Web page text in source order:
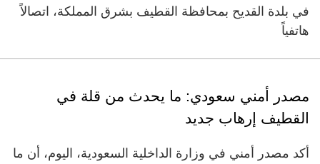
في بلدة القديح بمحافظة القطيف بشرق المملكة، اتصالاً
هاتفياً
مصدر أمني سعودي: ما يحدث من قلة في
القطيف إرهاب جديد
أكد مصدر أمني في وزارة الداخلية السعودية، اليوم، أن ما